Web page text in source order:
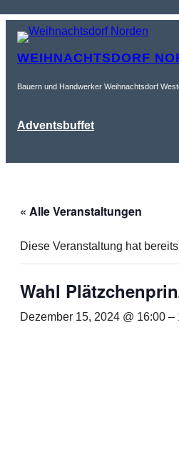
WEIHNACHTSDORF
Bauern und Handwerker Weihnachtsdorf
Adventsbuffet
« Alle Veranstaltungen
Diese Veranstaltung hat
Wahl
Dezember 15, 2024 @ 16:00 –